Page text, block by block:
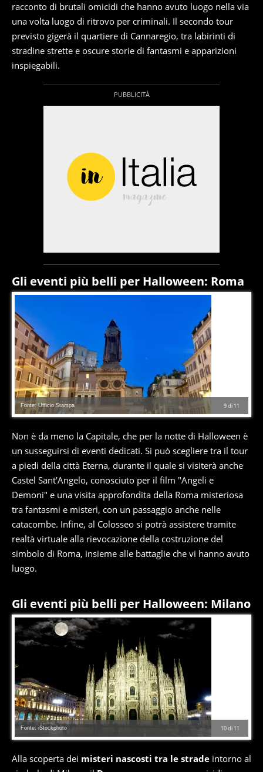
racconto di brutali omicidi che hanno avuto luogo nella via
una volta luogo di ritrovo per criminali. Il secondo tour
previsto gigerà il quartiere di Cannaregio, tra labirinti di
stradine strette e oscure storie di fantasmi e apparizioni
inspiegabili.
Gli eventi più belli per Halloween: Roma
9di 11
Fonte: Ufficio Stampa
Non è da meno la Capitale, che per la notte di Halloween è
un susseguirsi di eventi dedicati. Si può scegliere tra il tour
a piedi della città Eterna, durante il quale si visiterà anche
Castel Sant'Angelo, conosciuto per il film "Angeli e
Demoni" e una visita approfondita della Roma misteriosa
tra fantasmi e misteri, con un passaggio anche nelle
catacombe. Infine, al Colosseo si potrà assistere tramite
realtà virtuale alla rievocazione della costruzione del
simbolo di Roma, insieme alle battaglie che vi hanno avuto
luogo.
Gli eventi più belli per Halloween: Milano
10di 11
Fonte: iStockphoto
Alla scoperta dei misteri nascosti tra le strade intorno al